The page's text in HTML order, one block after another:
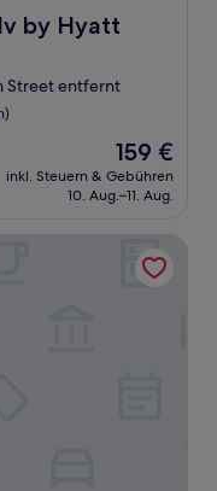
by Hyatt
Street entfernt
Der
Preis
beträgt
159 €
inkl. Steuern & Gebühren
10. Aug.–11. Aug.